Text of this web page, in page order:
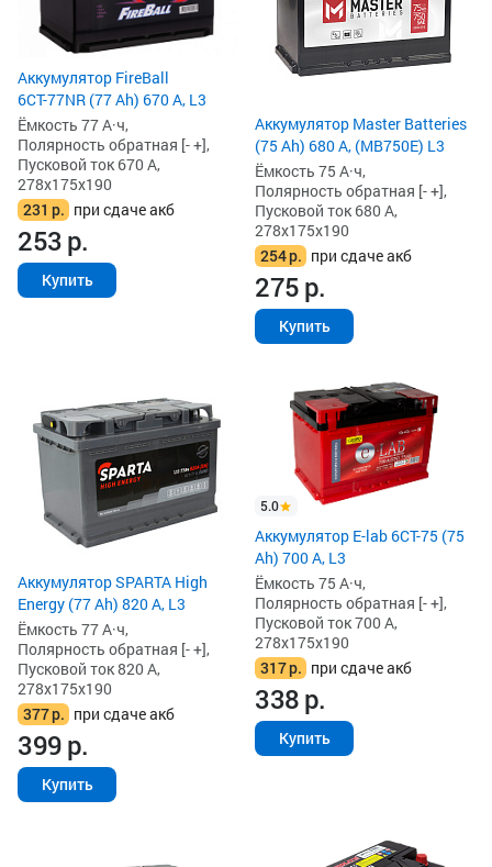
Аккумулятор FireBall
6СТ-77NR (77 Ah) 670 А, L3
Ёмкость 77 А·ч,
Полярность обратная [- +],
Пусковой ток 670 А,
278x175x190
231 р. при сдаче акб
253р.
Купить
Аккумулятор Master Batteries
(75 Ah) 680 А, (MB750E) L3
Ёмкость 75 А·ч,
Полярность обратная [- +],
Пусковой ток 680 А,
278x175x190
254р. при сдаче акб
275р.
Купить
Аккумулятор SPARTA High
Energy (77 Ah) 820 А, L3
Ёмкость 77 А·ч,
Полярность обратная [- +],
Пусковой ток 820 А,
278x175x190
377р. при сдаче акб
399р.
Купить
5.0
Аккумулятор E-lab 6СТ-75 (75
Ah) 700 А, L3
Ёмкость 75 А·ч,
Полярность обратная [- +],
Пусковой ток 700 А,
278x175x190
317р. при сдаче акб
338р.
Купить